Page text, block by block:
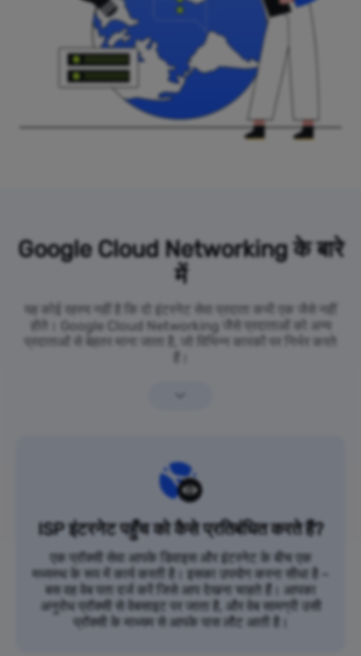
Google Cloud Networking के बारे
में
यह कोई रहस्य नहीं है कि दो इंटरनेट सेवा प्रदाता कभी एक जैसे नहीं
होते। Google Cloud Networking जैसे प्रदाताओं को अन्य
प्रदाताओं से बेहतर माना जाता है, जो विभिन्न कारकों पर निर्भर करते
ISP इंटरनेट पहुँच को कैसे प्रतिबंधित करते हैं?
एक प्रॉक्सी सेवा आपके डिवाइस और इंटरनेट के बीच एक
मध्यस्थ के रूप में कार्य करती है। इसका उपयोग करना सीधा है –
बस वह वेब पता दर्ज करें जिसे आप देखना चाहते हैं। आपका
अनुरोध प्रॉक्सी से वेबसाइट पर जाता है, और वेब सामग्री उसी
प्रॉक्सी के माध्यम से आपके पास लौट आती है।